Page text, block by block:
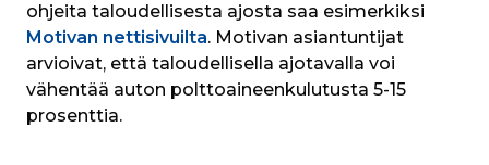
ohjeita taloudellisesta ajosta saa esimerkiksi
Motivan nettisivuilta. Motivan asiantuntijat
arvioivat, että taloudellisella ajotavalla voi
vähentää auton polttoaineenkulutusta 5-15
prosenttia.